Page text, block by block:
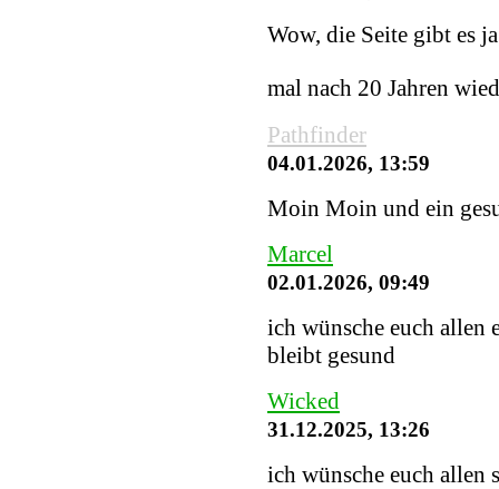
Wow, die Seite gibt es
mal nach 20 Jahren
Pathfinder
04.01.2026, 13:59
Moin Moin und ein
Marcel
02.01.2026, 09:49
ich wünsche euch allen
bleibt gesund
Wicked
31.12.2025, 13:26
ich wünsche euch allen